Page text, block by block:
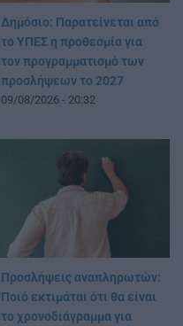
Δημόσιο: Παρατείνεται από
το ΥΠΕΣ η προθεσμία για
τον προγραμματισμό των
προσλήψεων το 2027
09/08/2026 - 20:32
Προσλήψεις αναπληρωτών:
Ποιό εκτιμάται ότι θα είναι
το χρονοδιάγραμμα για